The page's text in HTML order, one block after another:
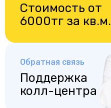
Стоимость от
6000тг за кв.м.
Обратная связь
Поддержка
колл-центра